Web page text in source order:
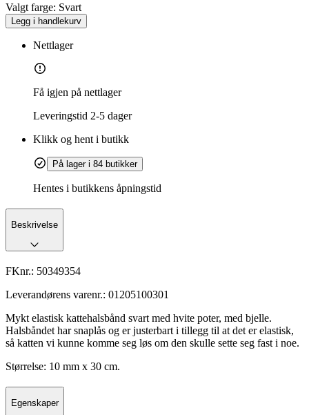
Valgt farge: Svart
Legg i handlekurv
Nettlager
Få igjen på nettlager
Leveringstid 2-5 dager
Klikk og hent i butikk
På lager i 84 butikker
Hentes i butikkens åpningstid
Beskrivelse
FKnr.: 50349354
Leverandørens varenr.: 01205100301
Mykt elastisk kattehalsbånd svart med hvite poter, med bjelle.
Halsbåndet har snaplås og er justerbart i tillegg til at det er elastisk,
så katten vi kunne komme seg løs om den skulle sette seg fast i noe.
Størrelse: 10 mm x 30 cm.
Egenskaper